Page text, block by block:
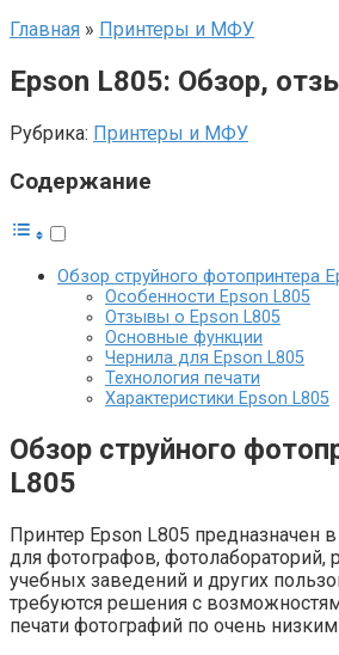
Главная » Принтеры и МФУ
Epson L805: Обзор,
Рубрика: Принтеры и МФУ
Содержание
Обзор струйного фотопринтера
Особенности Epson L805
Отзывы о Epson L805
Основные функции
Чернила для Epson L805
Технология печати
Характеристики Epson L805
Обзор струйного
L805
Принтер Epson L805 предназначен
для фотографов, фотолабораторий,
учебных заведений и других
требуются решения с
печати фотографий по очень